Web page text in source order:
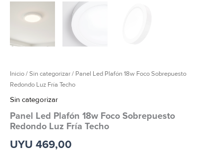
Inicio/Sin categorizar/ Panel Led Plafón 18w Foco Sobrepuesto
Redondo Luz Fría Techo
Sin categorizar
Panel Led Plafón 18w Foco Sobrepuesto
Redondo Luz Fría Techo
UYU 469,00